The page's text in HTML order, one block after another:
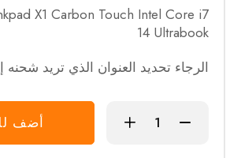
X1 Carbon Touch Intel Core i7
14 Ultrabook
الرجاء تحديد العنوان الذي تريد شحنه
أضف